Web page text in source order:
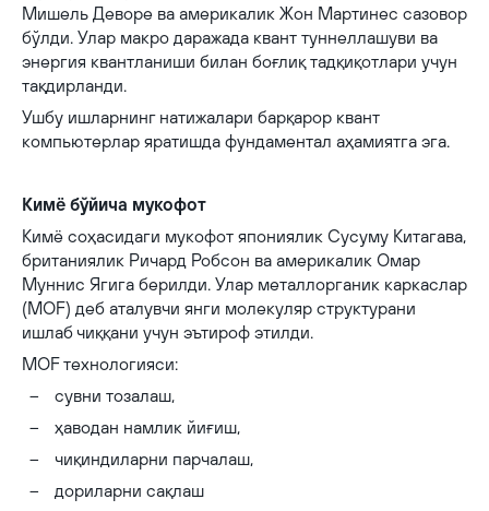
Мишель Деворе ва америкалик Жон Мартинес сазовор
бўлди. Улар макро даражада квант туннеллашуви ва
энергия квантланиши билан боғлиқ тадқиқотлари учун
тақдирланди.
Ушбу ишларнинг натижалари барқарор квант
компьютерлар яратишда фундаментал аҳамиятга эга.
Кимё бўйича мукофот
Кимё соҳасидаги мукофот япониялик Сусуму Китагава,
британиялик Ричард Робсон ва америкалик Омар
Муннис Ягига берилди. Улар металлорганик каркаслар
(MOF) деб аталувчи янги молекуляр структурани
ишлаб чиққани учун эътироф этилди.
MOF технологияси:
сувни тозалаш,
ҳаводан намлик йиғиш,
чиқиндиларни парчалаш,
дориларни сақлаш